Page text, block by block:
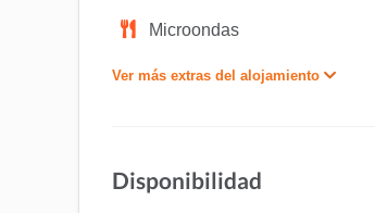
Microondas
Ver más extras del alojamiento
Disponibilidad